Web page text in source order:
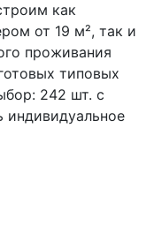
как
от 19 м², так и
проживания
типовых
242 шт. с
индивидуальное